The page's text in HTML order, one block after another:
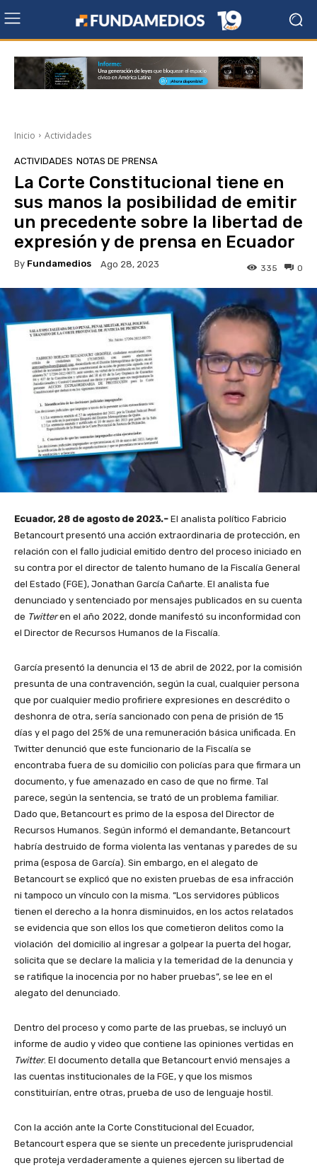
Inicio Actividades
ACTIVIDADES NOTAS DE PRENSA
La Corte Constitucional tiene en
sus manos la posibilidad de emitir
un precedente sobre la libertad de
expresión y de prensa en Ecuador
By Fundamedios Ago 28, 2023 0
335
Ecuador, 28 de agosto de 2023.- El analista político Fabricio
Betancourt presentó una acción extraordinaria de protección, en
relación con el fallo judicial emitido dentro del proceso iniciado en
su contra por el director de talento humano de la Fiscalía General
del Estado (FGE), Jonathan García Cañarte. El analista fue
denunciado y sentenciado por mensajes publicados en su cuenta
de Twitteren el año 2022, donde manifestó su inconformidad con
el Director de Recursos Humanos de la Fiscalía.
García presentó la denuncia el 13 de abril de 2022, por la comisión
presunta de una contravención, según la cual, cualquier persona
que por cualquier medio profiriere expresiones en descrédito o
deshonra de otra, sería sancionado con pena de prisión de 15
días y el pago del 25% de una remuneración básica unificada. En
Twitter denunció que este funcionario de la Fiscalía se
encontraba fuera de su domicilio con policías para que firmara un
documento, y fue amenazado en caso de que no firme. Tal
parece, según la sentencia, se trató de un problema familiar.
Dado que, Betancourt es primo de la esposa del Director de
Recursos Humanos. Según informó el demandante, Betancourt
habría destruido de forma violenta las ventanas y paredes de su
prima (esposa de García). Sin embargo, en el alegato de
Betancourt se explicó que no existen pruebas de esa infracción
ni tampoco un vínculo con la misma. “Los servidores públicos
tienen el derecho a la honra disminuidos, en los actos relatados
se evidencia que son ellos los que cometieron delitos como la
violación del domicilio al ingresar a golpear la puerta del hogar,
solicita que se declare la malicia y la temeridad de la denuncia y
se ratifique la inocencia por no haber pruebas”, se lee en el
alegato del denunciado.
Dentro del proceso y como parte de las pruebas, se incluyó un
informe de audio y video que contiene las opiniones vertidas en
Twitter. El documento detalla que Betancourt envió mensajes a
las cuentas institucionales de la FGE, y que los mismos
constituirían, entre otras, prueba de uso de lenguaje hostil.
Con la acción ante la Corte Constitucional del Ecuador,
Betancourt espera que se siente un precedente jurisprudencial
que proteja verdaderamente a quienes ejercen su libertad de